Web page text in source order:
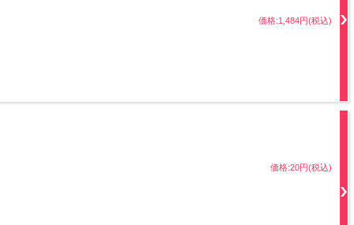
価格:1,484円(税込)
価格:20円(税込)